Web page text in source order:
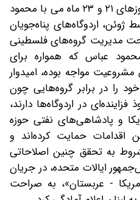
در تحولی دیگر، ژوزف عون در روزهای ۲۱ و ۲۳ ماه می‌ با محمود
ژوئن، اردوگاه‌های پناه‌جویان
مدیریت گروه‌های فلسطینی
عباس که همواره برای
مواجه بوده، امیدوار
را در برابر گروه‌هایی چون
در اردوگاه‌ها دارند،
و پادشاهی‌های نفتی حوزه
حمایت کرده‌اند و
به تحقق چنین اصلاحاتی
ایالات متحده، در جریان
- عربستان»، به صراحت